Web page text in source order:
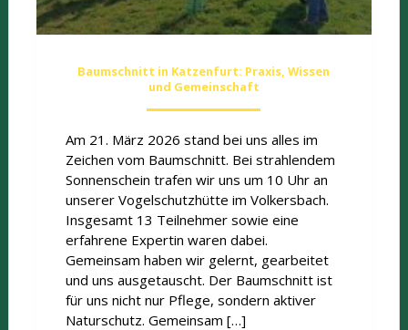
Baumschnitt in Katzenfurt: Praxis, Wissen
und Gemeinschaft
Am 21. März 2026 stand bei uns alles im
Zeichen vom Baumschnitt. Bei strahlendem
Sonnenschein trafen wir uns um 10 Uhr an
unserer Vogelschutzhütte im Volkersbach.
Insgesamt 13 Teilnehmer sowie eine
erfahrene Expertin waren dabei.
Gemeinsam haben wir gelernt, gearbeitet
und uns ausgetauscht. Der Baumschnitt ist
für uns nicht nur Pflege, sondern aktiver
Naturschutz. Gemeinsam […]